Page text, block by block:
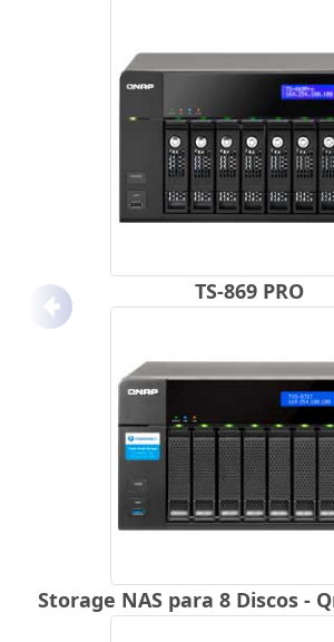
TS-869 PRO
Storage NAS para 8 Discos -
Anterior